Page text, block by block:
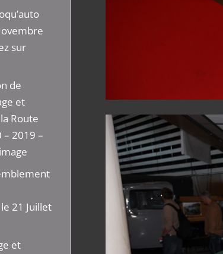
sur
de
et
Route
– 2019 –
21 Juillet
et